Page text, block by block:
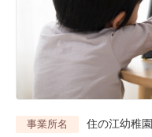
事業所名 住の江幼稚園